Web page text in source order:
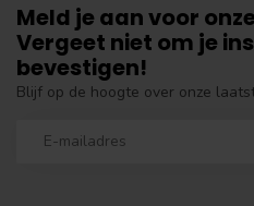
Meld je aan voor
Vergeet niet om je
bevestigen!
Blijf op de hoogte over onze